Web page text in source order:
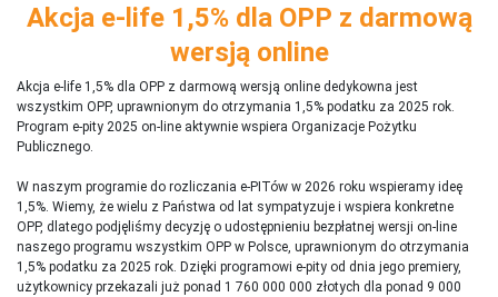
Akcja e-life 1,5% dla OPP z darmową
wersją online
Akcja e-life 1,5% dla OPP z darmową wersją online dedykowna jest
wszystkim OPP, uprawnionym do otrzymania 1,5% podatku za 2025 rok.
Program e-pity 2025 on-line aktywnie wspiera Organizacje Pożytku
Publicznego.
W naszym programie do rozliczania e-PITów w 2026 roku wspieramy ideę
1,5%. Wiemy, że wielu z Państwa od lat sympatyzuje i wspiera konkretne
OPP, dlatego podjęliśmy decyzję o udostępnieniu bezpłatnej wersji on-line
naszego programu wszystkim OPP w Polsce, uprawnionym do otrzymania
1,5% podatku za 2025 rok. Dzięki programowi e-pity od dnia jego premiery,
użytkownicy przekazali już ponad 1 760 000 000 złotych dla ponad 9 000